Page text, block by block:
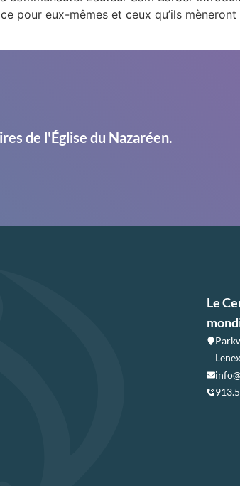
pour eux-mêmes et ceux qu’ils
de l'Église du Nazaréen.
Le